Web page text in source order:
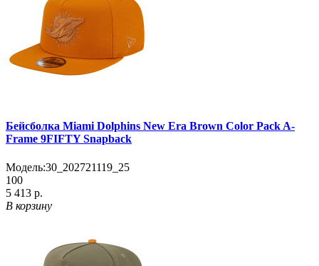
Бейсболка Miami Dolphins New Era Brown Color Pack A-
Frame 9FIFTY Snapback
Модель:30_202721119_25
100
5 413 р.
В корзину